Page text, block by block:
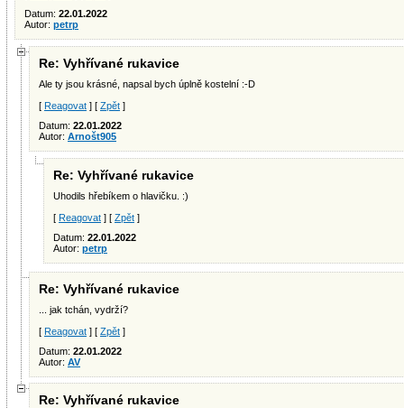
Datum: 22.01.2022
Autor: petrp
Re: Vyhřívané rukavice
Ale ty jsou krásné, napsal bych úplně kostelní :-D
[ Reagovat ] [ Zpět ]
Datum: 22.01.2022
Autor: Arnošt905
Re: Vyhřívané rukavice
Uhodils hřebíkem o hlavičku. :)
[ Reagovat ] [ Zpět ]
Datum: 22.01.2022
Autor: petrp
Re: Vyhřívané rukavice
... jak tchán, vydrží?
[ Reagovat ] [ Zpět ]
Datum: 22.01.2022
Autor: AV
Re: Vyhřívané rukavice